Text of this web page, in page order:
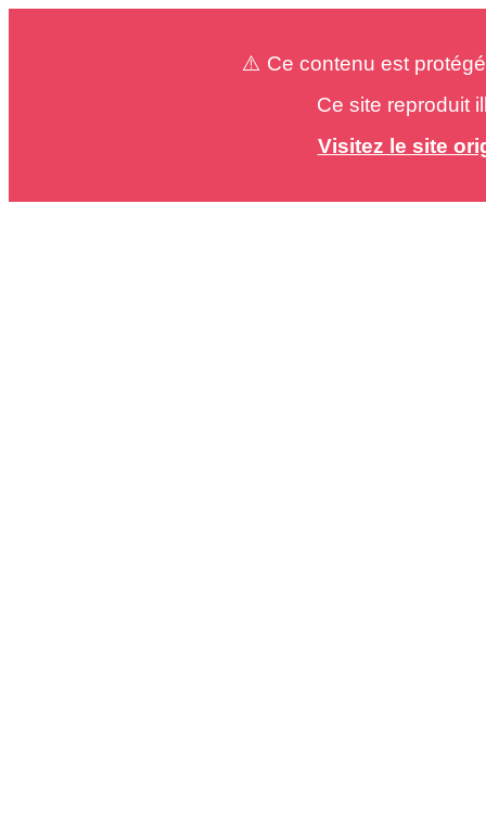
⚠️ Ce contenu est
Ce site reproduit
Visitez le site